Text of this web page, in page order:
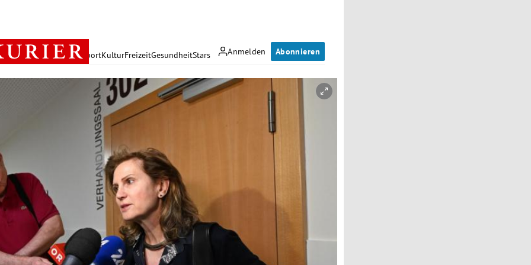
Anmelden Abonnieren
PolitikWirtschaft SportKulturFreizeitGesundheitStars